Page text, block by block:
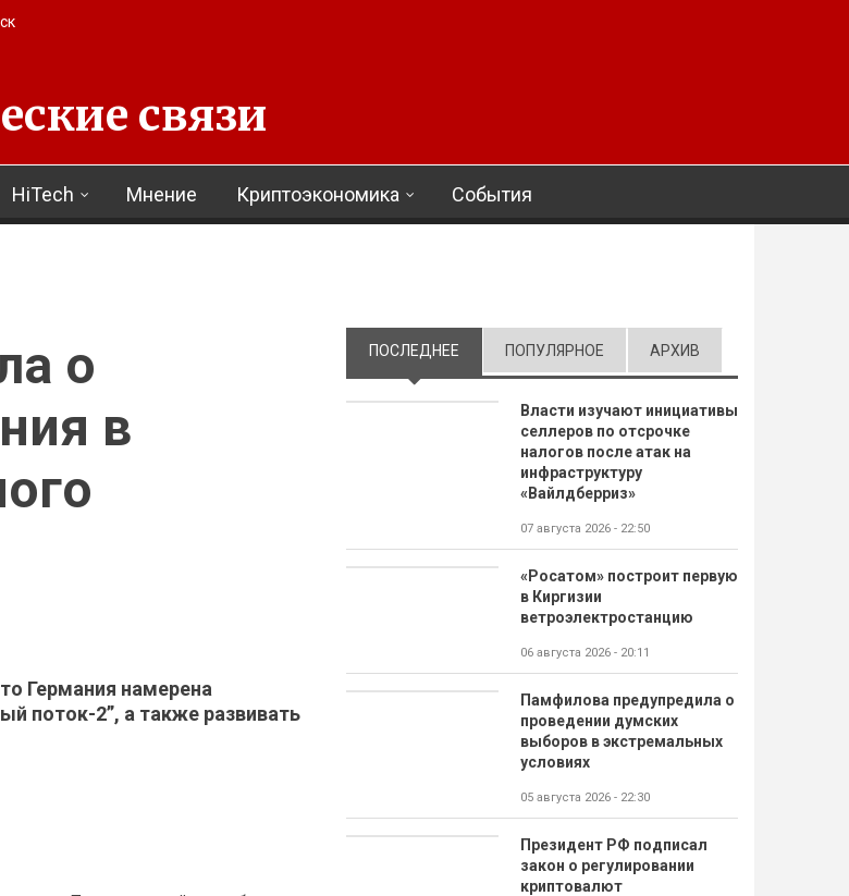
связи
HiTech Мнение Криптоэкономика События
о
в
Германия намерена
поток-2”, а также развивать
ПОСЛЕДНЕЕ (АКТИВНАЯ ВКЛАДКА)
ПОПУЛЯРНОЕ АРХИВ
Власти изучают инициативы
селлеров по отсрочке
налогов после атак на
инфраструктуру
«Вайлдберриз»
07 августа 2026 - 22:50
«Росатом» построит первую
в Киргизии
ветроэлектростанцию
06 августа 2026 - 20:11
Памфилова предупредила о
проведении думских
выборов в экстремальных
условиях
05 августа 2026 - 22:30
Президент РФ подписал
закон о регулировании
криптовалют